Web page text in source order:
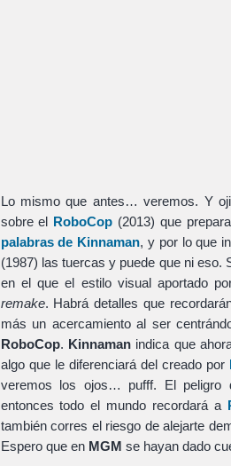
Lo mismo que antes… veremos. Y
sobre el RoboCop (2013) que prepara
palabras de Kinnaman, y por lo que
(1987) las tuercas y puede que ni eso.
en el que el estilo visual aportado
remake. Habrá detalles que
más un acercamiento al ser
RoboCop. Kinnamanindica que
algo que le diferenciará del creado por
veremos los ojos… pufff. El peligro
entonces todo el mundo recordará a
también corres el riesgo de alejarte
Espero que en MGM se hayan dado